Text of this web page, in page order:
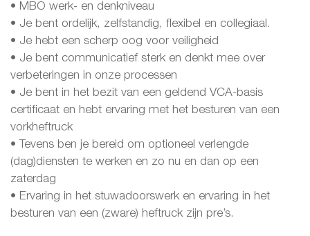
• MBO werk- en denkniveau
• Je bent ordelijk, zelfstandig, flexibel en collegiaal.
• Je hebt een scherp oog voor veiligheid
• Je bent communicatief sterk en denkt mee over
verbeteringen in onze processen
• Je bent in het bezit van een geldend VCA-basis
certificaat en hebt ervaring met het besturen van een
vorkheftruck
• Tevens ben je bereid om optioneel verlengde
(dag)diensten te werken en zo nu en dan op een
zaterdag
• Ervaring in het stuwadoorswerk en ervaring in het
besturen van een (zware) heftruck zijn pre’s.